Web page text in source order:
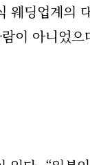
웨딩업계의
이 아니었